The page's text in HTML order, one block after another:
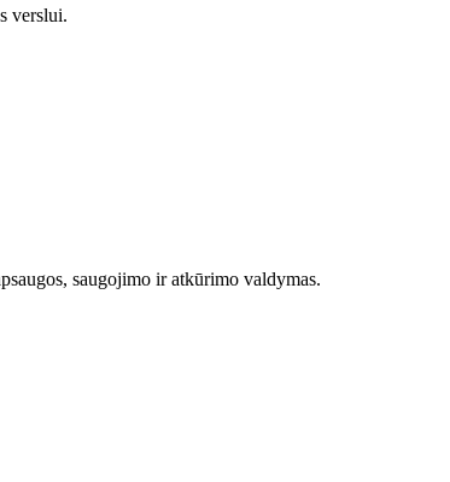
verslui.
saugojimo ir atkūrimo valdymas.